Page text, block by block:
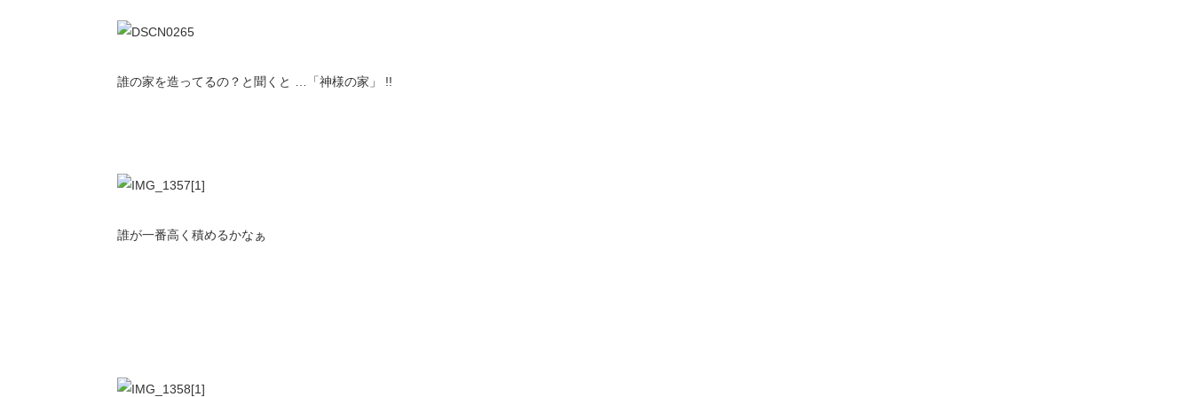
誰の家を造ってるの？と聞くと …「神様の家」 !!
誰が一番高く積めるかなぁ